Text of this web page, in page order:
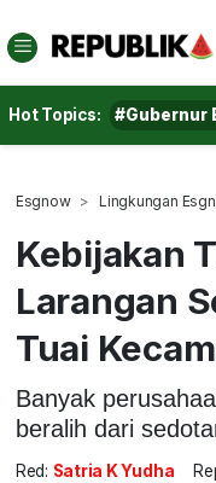
Hot Topics: #Gubernur
Esgnow Lingkungan
Kebijakan
Larangan
Tuai
Banyak
beralih dari
Red: Satria K Yudha